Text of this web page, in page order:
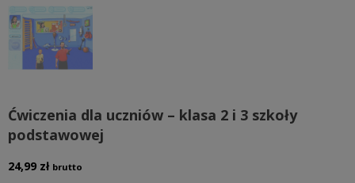
Ćwiczenia dla uczniów – klasa 2 i 3 szkoły
podstawowej
24,99 zł brutto